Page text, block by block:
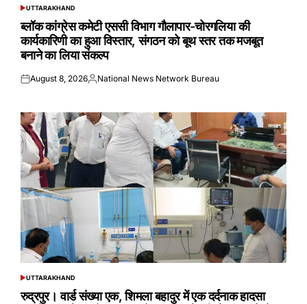
POSTED
UTTARAKHAND
ब्लॉक कांग्रेस कमेटी एससी विभाग गौलापार-चोरगलिया की
कार्यकारिणी का हुआ विस्तार, संगठन को बूथ स्तर तक मजबूत
बनाने का लिया संकल्प
Posted
August 8, 2026Posted
National News Network Bureau
POSTED
UTTARAKHAND
रुद्रपुर। वार्ड संख्या एक, शिमला बहादुर में एक दर्दनाक हादसा